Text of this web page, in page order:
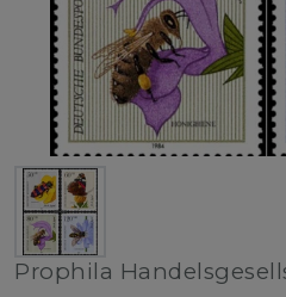
Prophila